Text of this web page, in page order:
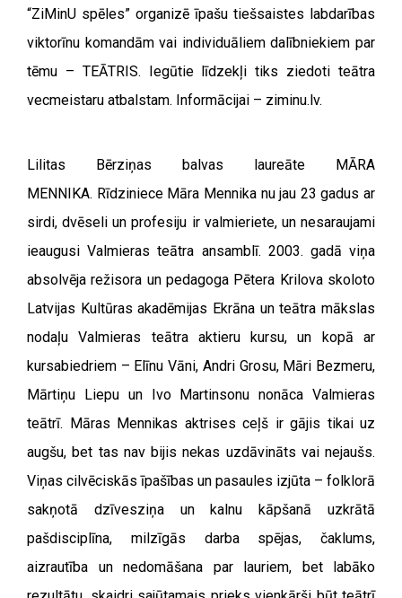
“ZiMinU spēles” organizē īpašu tiešsaistes labdarības
viktorīnu komandām vai individuāliem dalībniekiem par
tēmu – TEĀTRIS. Iegūtie līdzekļi tiks ziedoti teātra
vecmeistaru atbalstam. Informācijai – ziminu.lv.
Lilitas Bērziņas balvas laureāte MĀRA
MENNIKA. Rīdziniece Māra Mennika nu jau 23 gadus ar
sirdi, dvēseli un profesiju ir valmieriete, un nesaraujami
ieaugusi Valmieras teātra ansamblī. 2003. gadā viņa
absolvēja režisora un pedagoga Pētera Krilova skoloto
Latvijas Kultūras akadēmijas Ekrāna un teātra mākslas
nodaļu Valmieras teātra aktieru kursu, un kopā ar
kursabiedriem – Elīnu Vāni, Andri Grosu, Māri Bezmeru,
Mārtiņu Liepu un Ivo Martinsonu nonāca Valmieras
teātrī. Māras Mennikas aktrises ceļš ir gājis tikai uz
augšu, bet tas nav bijis nekas uzdāvināts vai nejaušs.
Viņas cilvēciskās īpašības un pasaules izjūta – folklorā
sakņotā dzīvesziņa un kalnu kāpšanā uzkrātā
pašdisciplīna, milzīgās darba spējas, čaklums,
aizrautība un nedomāšana par lauriem, bet labāko